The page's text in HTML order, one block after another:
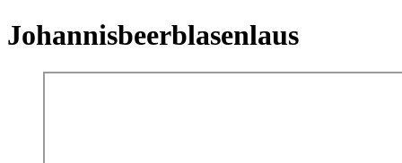
Johannisbeerblasenlaus